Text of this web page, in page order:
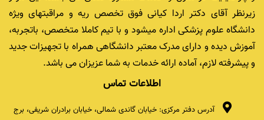
زیرنظر آقای دکتر اردا کیانی فوق تخصص ریه و مراقبتهای ویژه
دانشگاه علوم پزشکی اداره میشود و با تیم کاملا متخصص، باتجربه،
آموزش دیده و دارای مدرک معتبر دانشگاهی همراه با تجهیزات جدید
و پیشرفته لازم، آماده ارائه خدمات به شما عزیزان می باشد.
اطلاعات تماس
آدرس دفتر مرکزی: خیابان گاندی شمالی، خیابان برادران شریفی، برج